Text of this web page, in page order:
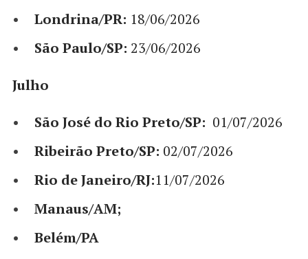
Londrina/PR: 18/06/2026
São Paulo/SP: 23/06/2026
Julho
São José do Rio Preto/SP: 01/07/2026
Ribeirão Preto/SP: 02/07/2026
Rio de Janeiro/RJ:11/07/2026
Manaus/AM;
Belém/PA